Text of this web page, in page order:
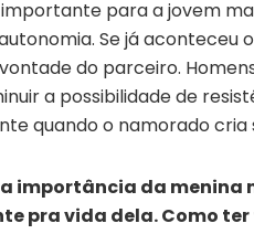
para a jovem
Se já aconteceu
do parceiro.
a possibilidade de
quando o namorado
importância da menina
pra vida dela. Como